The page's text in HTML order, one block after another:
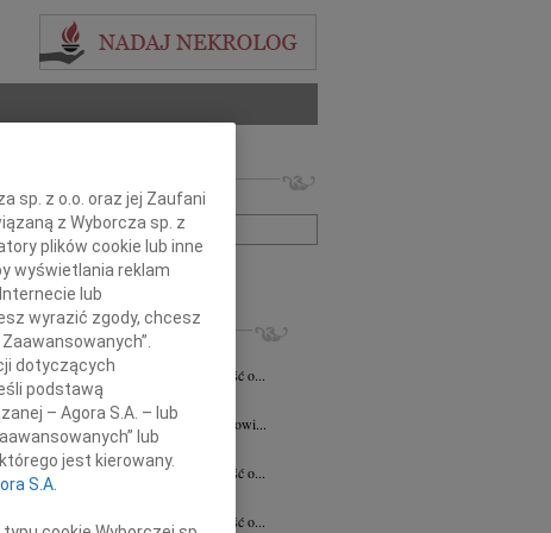
lub numer ogłoszenia:
+ szukanie zaawansowane
Pacławski 07.08.2026Kielce
smutkiem przyjęliśmy wiadomość o...
Szostakiewicz
Koledze Panu Notariuszowi Piotrowi...
Kielce
smutkiem przyjęliśmy wiadomość o...
Pełka
głębokim smutkiem przyjęliśmy wiadomość o...
sp. z o.o. oraz jej Zaufani
z Wyborcza sp. z
plików cookie lub inne
wyświetlania reklam
lub
wyrazić zgody, chcesz
dotyczących
podstawą
– Agora S.A. – lub
lub
jest kierowany.
S.A.